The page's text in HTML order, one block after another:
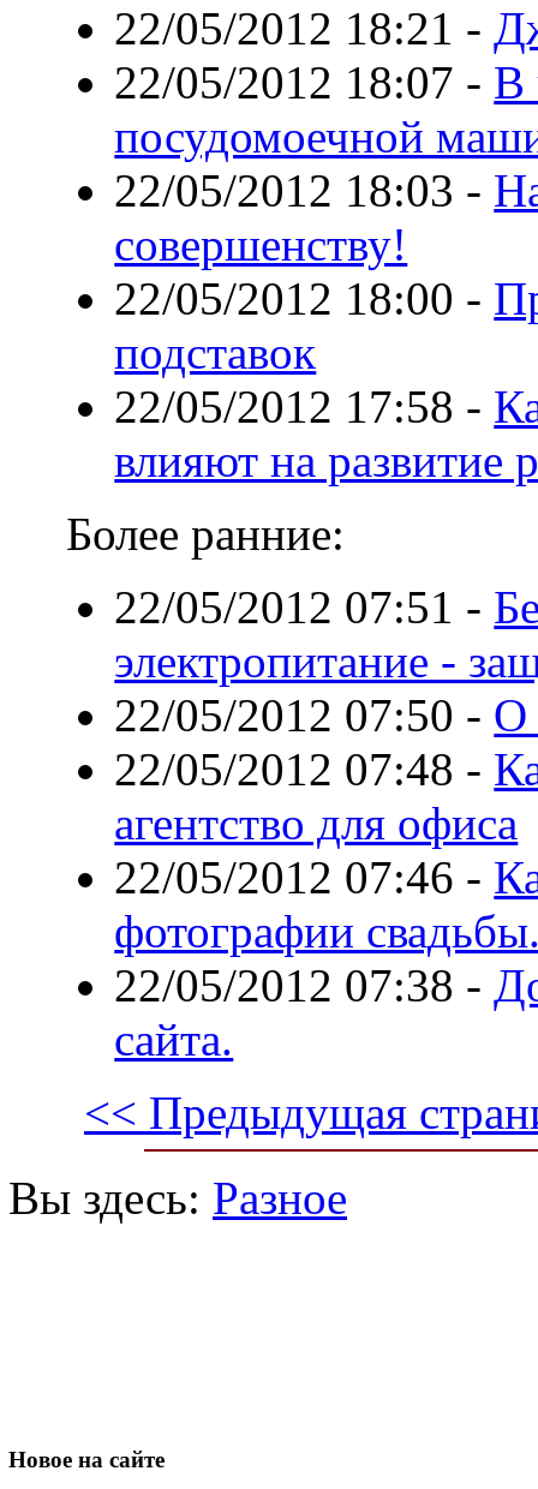
22/05/2012 18:21 -
22/05/2012 18:07 - В
посудомоечной
22/05/2012 18:03 -
совершенству!
22/05/2012 18:00 -
подставок
22/05/2012 17:58 -
влияют на развитие
Более ранние:
22/05/2012 07:51 -
электропитание -
22/05/2012 07:50 - О
22/05/2012 07:48 -
агентство для офиса
22/05/2012 07:46 -
фотографии
22/05/2012 07:38 -
сайта.
<< Предыдущая
Вы здесь: Разное
Новое на сайте